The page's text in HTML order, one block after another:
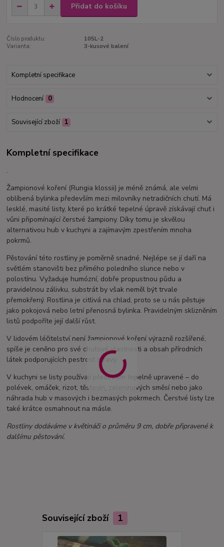
Přidat do košíku
Číslo produktu:
105L-2
Varianta:
3-kusové balení
Kompletní specifikace
Hodnocení 0
Související zboží 1
Kompletní specifikace
.
Žampionové koření (Rungia klossii) je méně známá, ale velmi
oblíbená bylinka především mezi milovníky netradičních chutí. Má
lesklé, masité listy, které po krátké tepelné úpravě získávají chuť i
vůni připomínající čerstvé žampiony. Díky tomu je skvělou
alternativou hub v kuchyni a zajímavým zpestřením mnoha
pokrmů.
Pěstování této rostliny je poměrně snadné. Nejlépe se jí daří na
světlém stanovišti bez přímého poledního slunce nebo v
polostínu. Vyžaduje humózní, dobře propustnou půdu a
pravidelnou zálivku, substrát by však neměl být trvale
přemokřený. Rostlina je citlivá na chlad, proto se u nás pěstuje
jako pokojová nebo letní přenosná bylinka. Pravidelným sklizněním
listů podpoříte její další růst.
V lidovém léčitelství není žampionové koření výrazně rozšířené,
spíše je ceněno pro své chuťové vlastnosti a obsah přírodních
látek podporujících pestrost stravy.
V kuchyni se listy používají především tepelně upravené – do
polévek, omáček, rizot, těstovin, zeleninových směsí nebo jako
náhrada hub v masových i bezmasých pokrmech. Čerstvé listy lze
také krátce osmahnout na másle.
Rostliny dodáváme v květináči o průměru 9 cm, dobře připravené k
dalšímu pěstování.
Související zboží 1